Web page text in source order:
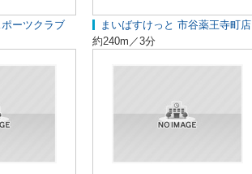
ーツクラブ
まいばすけっと 市谷薬王寺町店
約240m／3分